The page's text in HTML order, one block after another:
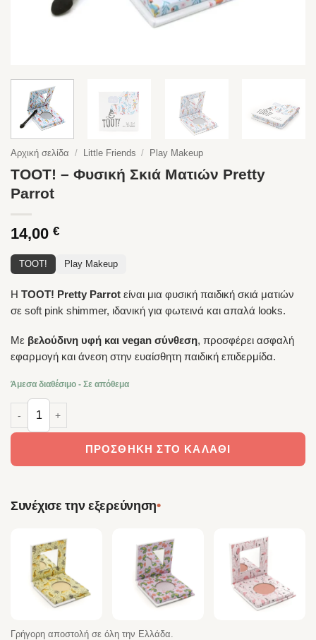
Αρχική σελίδα / Little Friends / Play Makeup
TOOT! – Φυσική Σκιά Ματιών Pretty
Parrot
14,00 €
TOOT! Play Makeup
Η TOOT! Pretty Parrot είναι μια φυσική παιδική σκιά ματιών
σε soft pink shimmer, ιδανική για φωτεινά και απαλά looks.
Με βελούδινη υφή και vegan σύνθεση, προσφέρει ασφαλή
εφαρμογή και άνεση στην ευαίσθητη παιδική επιδερμίδα.
Άμεσα διαθέσιμο - Σε απόθεμα
TOOT! – Φυσική Σκιά Ματιών Pretty Parrot ποσότητα
ΠΡΟΣΘΉΚΗ ΣΤΟ ΚΑΛΆΘΙ
Συνέχισε την εξερεύνηση•
Γρήγορη αποστολή σε όλη την Ελλάδα.